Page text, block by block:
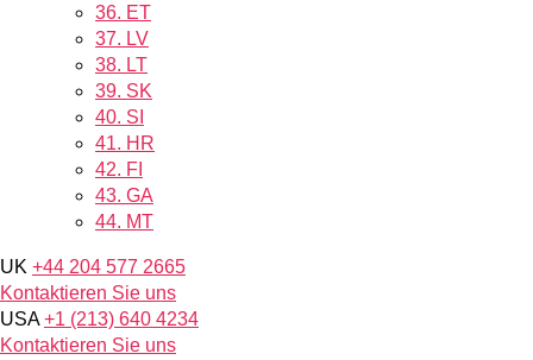
36. ET
37. LV
38. LT
39. SK
40. SI
41. HR
42. FI
43. GA
44. MT
UK +44 204 577 2665
Kontaktieren Sie uns
USA +1 (213) 640 4234
Kontaktieren Sie uns